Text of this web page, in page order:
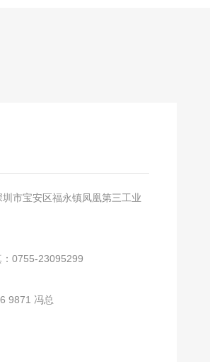
市宝安区福永镇凤凰第三工业
0755-23095299
9871 冯总